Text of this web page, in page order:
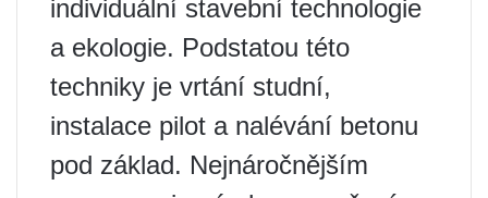
individuální stavební technologie
a ekologie. Podstatou této
techniky je vrtání studní,
instalace pilot a nalévání betonu
pod základ. Nejnáročnějším